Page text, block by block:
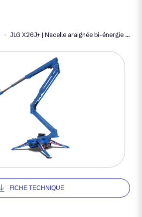
JLG X26J+ | Nacelle araignée bi-énergie 26m
FICHE TECHNIQUE